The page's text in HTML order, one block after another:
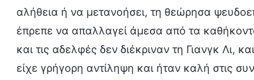
αλήθεια ή να μετανοήσει, τη θεώρησα
έπρεπε να απαλλαγεί άμεσα από τα
και τις αδελφές δεν διέκριναν τη Γιανγκ Λι,
είχε γρήγορη αντίληψη και ήταν καλή στις